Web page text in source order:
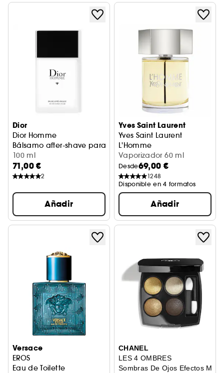
Dior
Dior Homme
Bálsamo after-shave para hombre - Bálsamo perfumado
100 ml
71,00 €
2
Añadir
Yves Saint Laurent
Yves Saint Laurent
L'Homme
Eau de Toilette
Vaporizador 60 ml
Desde69,00 €
1248
Disponible en 4 formatos
Añadir
Versace
EROS
Eau de Toilette
CHANEL
LES 4 OMBRES
Sombras De Ojos Efectos